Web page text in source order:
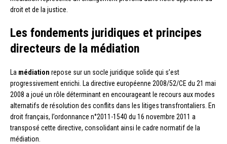
droit et de la justice.
Les fondements juridiques et principes
directeurs de la médiation
La médiation repose sur un socle juridique solide qui s’est
progressivement enrichi. La directive européenne 2008/52/CE du 21 mai
2008 a joué un rôle déterminant en encourageant le recours aux modes
alternatifs de résolution des conflits dans les litiges transfrontaliers. En
droit français, l’ordonnance n°2011-1540 du 16 novembre 2011 a
transposé cette directive, consolidant ainsi le cadre normatif de la
médiation.